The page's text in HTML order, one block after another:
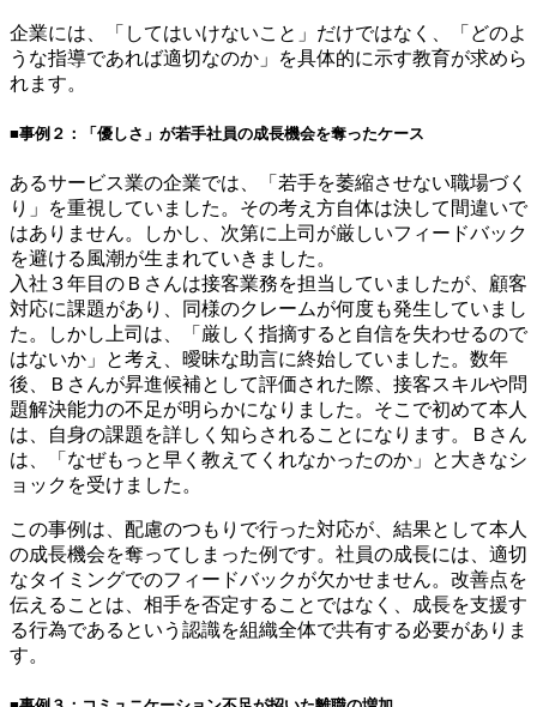
企業には、「してはいけないこと」だけではなく、「どのよ
うな指導であれば適切なのか」を具体的に示す教育が求めら
れます。
■事例２：「優しさ」が若手社員の成長機会を奪ったケース
あるサービス業の企業では、「若手を萎縮させない職場づく
り」を重視していました。その考え方自体は決して間違いで
はありません。しかし、次第に上司が厳しいフィードバック
を避ける風潮が生まれていきました。
入社３年目のＢさんは接客業務を担当していましたが、顧客
対応に課題があり、同様のクレームが何度も発生していまし
た。しかし上司は、「厳しく指摘すると自信を失わせるので
はないか」と考え、曖昧な助言に終始していました。数年
後、Ｂさんが昇進候補として評価された際、接客スキルや問
題解決能力の不足が明らかになりました。そこで初めて本人
は、自身の課題を詳しく知らされることになります。Ｂさん
は、「なぜもっと早く教えてくれなかったのか」と大きなシ
ョックを受けました。
この事例は、配慮のつもりで行った対応が、結果として本人
の成長機会を奪ってしまった例です。社員の成長には、適切
なタイミングでのフィードバックが欠かせません。改善点を
伝えることは、相手を否定することではなく、成長を支援す
る行為であるという認識を組織全体で共有する必要がありま
す。